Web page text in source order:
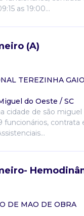
as 19:00...
(A)
TEREZINHA
do Oeste / SC
cidade de são
funcionários, contrata
DE MAO DE OBRA